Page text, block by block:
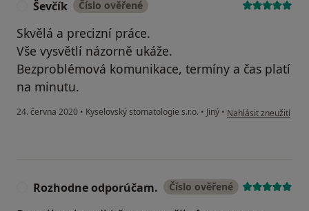
Ševčík Číslo ověřené
Skvělá a precizní práce.
Vše vysvětlí názorně ukáže.
Bezproblémová komunikace, termíny a čas platí
na minutu.
24. června 2020 • Kyselovský stomatologie s.r.o. • Jiný • podle názoru
Nahlásit zneužití
Rozhodne odporúčam. Číslo ověřené